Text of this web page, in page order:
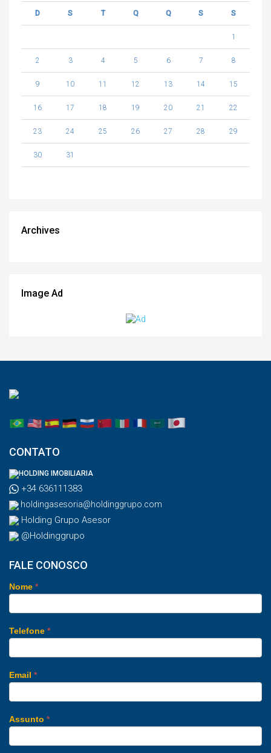
D S T Q Q S S
1
2 3 4 5 6 7 8
9 10 11 12 13 14 15
16 17 18 19 20 21 22
23 24 25 26 27 28 29
30 31
Archives
Image Ad
CONTATO
HOLDING IMOBILIARIA
+34 636111383
holdingasesoria@holdinggrupo.com
Holding Grupo Asesor
@Holdinggrupo
FALE CONOSCO
Nome *
Telefone *
Email *
Assunto *